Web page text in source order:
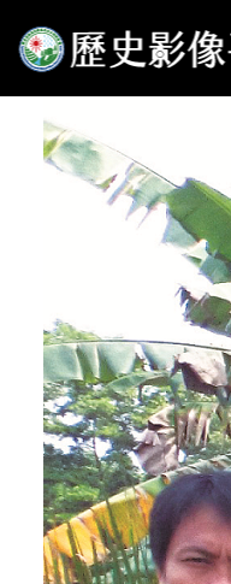
陳振宇、詹婉妤2023